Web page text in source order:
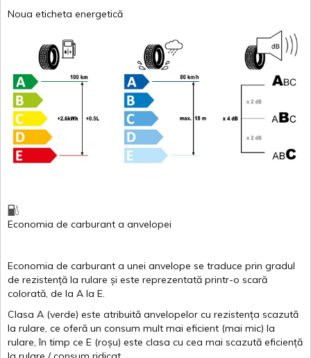
Noua eticheta energetică
Economia de carburant a anvelopei
Economia de carburant a unei anvelope se traduce prin gradul
de rezistență la rulare și este reprezentată printr-o scară
colorată, de la A la E.
Clasa A (verde) este atribuită anvelopelor cu rezistența scazută
la rulare, ce oferă un consum mult mai eficient (mai mic) la
rulare,în timp ce E (roșu) este clasa cu cea mai scazută eficiență